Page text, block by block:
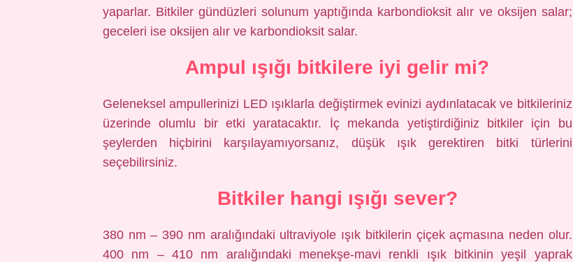
yaparlar. Bitkiler gündüzleri solunum yaptığında karbondioksit alır ve oksijen salar;
geceleri ise oksijen alır ve karbondioksit salar.
Ampul ışığı bitkilere iyi gelir mi?
Geleneksel ampullerinizi LED ışıklarla değiştirmek evinizi aydınlatacak ve bitkileriniz
üzerinde olumlu bir etki yaratacaktır. İç mekanda yetiştirdiğiniz bitkiler için bu
şeylerden hiçbirini karşılayamıyorsanız, düşük ışık gerektiren bitki türlerini
seçebilirsiniz.
Bitkiler hangi ışığı sever?
380 nm – 390 nm aralığındaki ultraviyole ışık bitkilerin çiçek açmasına neden olur.
400 nm – 410 nm aralığındaki menekşe-mavi renkli ışık bitkinin yeşil yaprak